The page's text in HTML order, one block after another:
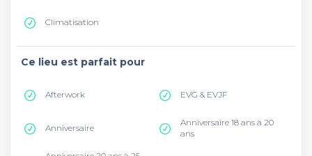
Climatisation
Ce lieu est parfait pour
Afterwork EVG & EVJF
Anniversaire
Anniversaire 18 ans à 20
ans